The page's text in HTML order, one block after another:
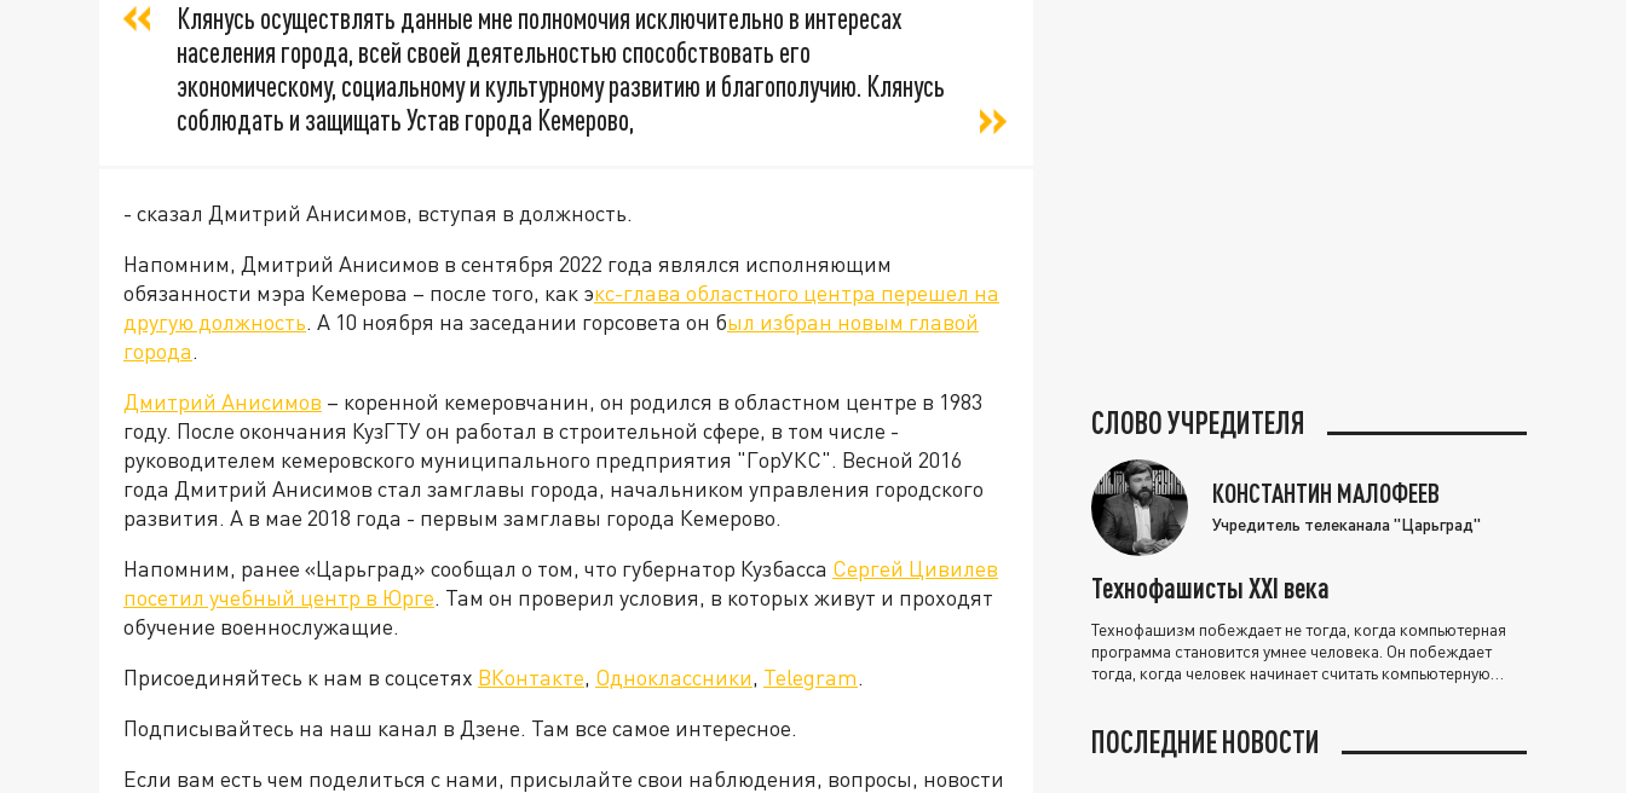
Клянусь осуществлять данные мне полномочия исключительно в интересах
населения города, всей своей деятельностью способствовать его
экономическому, социальному и культурному развитию и благополучию. Клянусь
соблюдать и защищать Устав города Кемерово,
- сказал Дмитрий Анисимов, вступая в должность.
Напомним, Дмитрий Анисимов в сентября 2022 года являлся исполняющим
обязанности мэра Кемерова – после того, как экс-глава областного центра перешел на
другую должность. А 10 ноября на заседании горсовета он был избран новым главой
города.
Дмитрий Анисимов – коренной кемеровчанин, он родился в областном центре в 1983
году. После окончания КузГТУ он работал в строительной сфере, в том числе -
руководителем кемеровского муниципального предприятия "ГорУКС". Весной 2016
года Дмитрий Анисимов стал замглавы города, начальником управления городского
развития. А в мае 2018 года - первым замглавы города Кемерово.
Напомним, ранее «Царьград» сообщал о том, что губернатор Кузбасса Сергей Цивилев
посетил учебный центр в Юрге. Там он проверил условия, в которых живут и проходят
обучение военнослужащие.
Присоединяйтесь к нам в соцсетях ВКонтакте, Одноклассники, Telegram.
Подписывайтесь на наш канал в Дзене. Там все самое интересное.
Если вам есть чем поделиться с нами, присылайте свои наблюдения, вопросы, новости
СЛОВО УЧРЕДИТЕЛЯ
КОНСТАНТИН МАЛОФЕЕВ
Учредитель телеканала "Царьград"
Технофашисты XXI века
Технофашизм побеждает не тогда, когда компьютерная
программа становится умнее человека. Он побеждает
тогда, когда человек начинает считать компьютерную
ПОСЛЕДНИЕ НОВОСТИ